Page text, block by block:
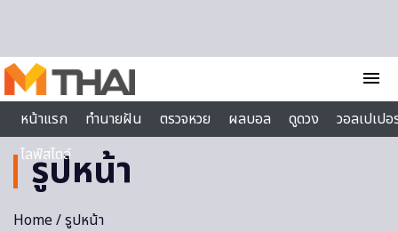
menu
หน้าแรก
ทำนายฝัน ตรวจหวย ผลบอล ดูดวง
วอลเปเป
ไลฟ์สไตล์
รูปหน้า
Home/ รูปหน้า